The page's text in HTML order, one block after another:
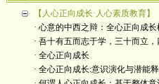
【人心正向成长·人心素质教育】
· 心意的中西之辩：全心正向成长
· 吾十有五而志于学，三十而立，
· 全心正向成长
· 全心正向成长:意识演化与潜能释